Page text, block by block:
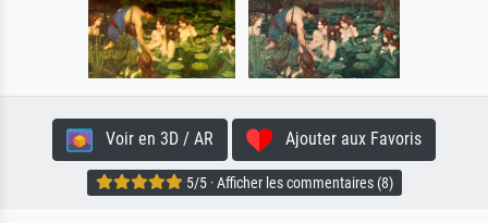
Voir en 3D / AR Ajouter aux Favoris
5/5 · Afficher les commentaires (8)